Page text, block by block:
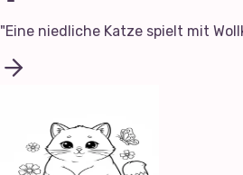
"Eine niedliche Katze spielt mit